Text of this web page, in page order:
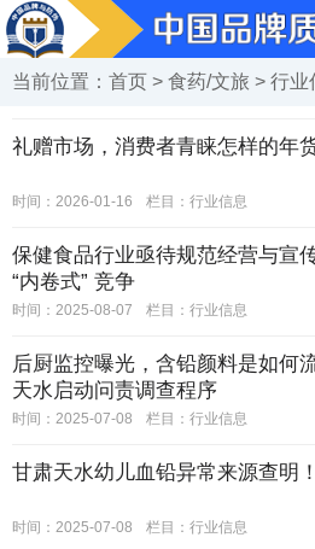
当前位置： 首页 > 食药/文旅 > 行业
礼赠市场，消费者青睐怎样的年
时间：2026-01-16 栏目： 行业信息
保健食品行业亟待规范经营与宣
“内卷式” 竞争
时间：2025-08-07 栏目： 行业信息
后厨监控曝光，含铅颜料是如何
天水启动问责调查程序
时间：2025-07-08 栏目： 行业信息
甘肃天水幼儿血铅异常来源查明！
时间：2025-07-08 栏目： 行业信息